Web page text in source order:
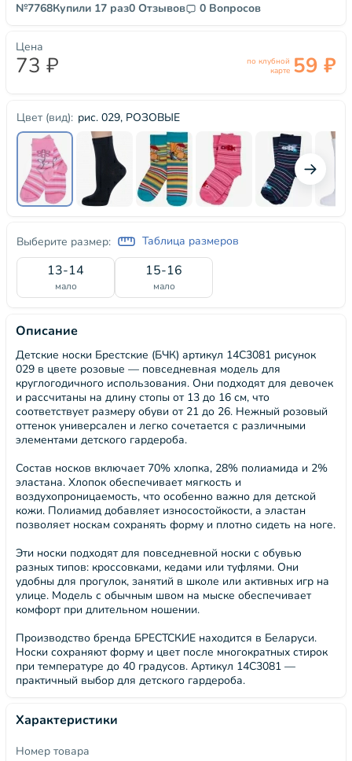
№7768Купили 17 раз0 Отзывов 0 Вопросов
Цвет (вид): рис. 029, РОЗОВЫЕ
Выберите размер: Таблица размеров
13-14
мало
15-16
мало
Цена
73 ₽
по клубной
карте 59 ₽
Описание
Детские носки Брестские (БЧК) артикул 14С3081 рисунок
029 в цвете розовые — повседневная модель для
круглогодичного использования. Они подходят для девочек
и рассчитаны на длину стопы от 13 до 16 см, что
соответствует размеру обуви от 21 до 26. Нежный розовый
оттенок универсален и легко сочетается с различными
элементами детского гардероба.
Состав носков включает 70% хлопка, 28% полиамида и 2%
эластана. Хлопок обеспечивает мягкость и
воздухопроницаемость, что особенно важно для детской
кожи. Полиамид добавляет износостойкости, а эластан
позволяет носкам сохранять форму и плотно сидеть на ноге.
Эти носки подходят для повседневной носки с обувью
разных типов: кроссовками, кедами или туфлями. Они
удобны для прогулок, занятий в школе или активных игр на
улице. Модель с обычным швом на мыске обеспечивает
комфорт при длительном ношении.
Производство бренда БРЕСТСКИЕ находится в Беларуси.
Носки сохраняют форму и цвет после многократных стирок
при температуре до 40 градусов. Артикул 14С3081 —
практичный выбор для детского гардероба.
Характеристики
Номер товара